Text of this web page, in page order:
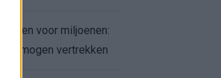
open voor miljoenen:
mogen vertrekken